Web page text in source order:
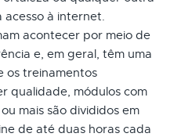
à internet.
acontecer por meio de
e, em geral, têm uma
os treinamentos
qualidade, módulos com
mais são divididos em
de até duas horas cada